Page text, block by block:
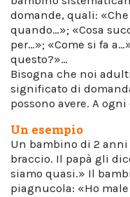
domande, quali:
quando…»; «Cosa
per…»; «Come si fa
questo?»…
Bisogna che noi
significato di
possono avere. A
Un esempio
Un bambino di 2 anni
braccio. Il papà gli
siamo quasi.» Il
piagnucola: «Ho